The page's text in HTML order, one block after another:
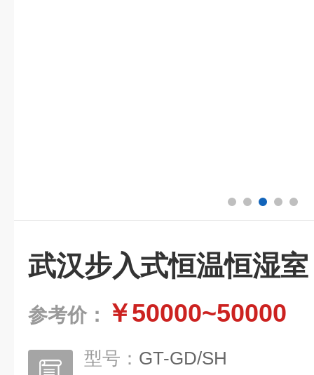
武汉步入式恒温恒湿室
参考价： ￥50000~50000
型号： GT-GD/SH